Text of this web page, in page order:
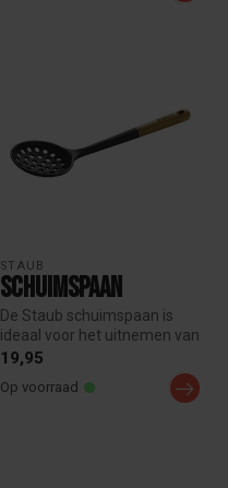
STAUB
Schuimspaan
De Staub schuimspaan is
ideaal voor het uitnemen van
groenten, pasta of gefrituu...
19,95
Op voorraad